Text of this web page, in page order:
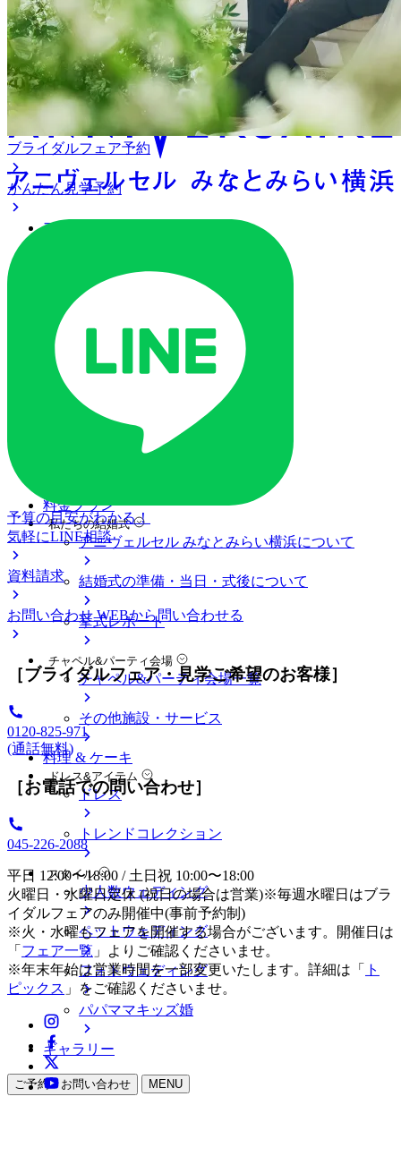
アニヴェルセル みなとみら
い横浜
アクセス
ご列席の皆様へ
トピックス
オリジナルプロジェクト
ご予約・お問い合わせ
ブライダルフェア
ブライダルフェア一覧
料金プラン
私たちの結婚式
アニヴェルセル みなとみらい横浜について
結婚式の準備・当日・式後について
挙式レポート
チャペル&パーティ会場
チャペル&パーティ会場一覧
その他施設・サービス
料理 & ケーキ
ドレス&アイテム
ドレス
トレンドコレクション
スタイル
少人数ウェディング
ペットウェディング
フォトウェディング
パパママキッズ婚
ギャラリー
ご予約・お問い合わせ MENU
ブライダルフェア予約
かんたん見学予約
予算の目安がわかる！
気軽にLINE相談
資料請求
お問い合わせ WEBから問い合わせる
［ブライダルフェア・見学ご希望のお客様］
0120-825-971
(通話無料)
［お電話での問い合わせ］
045-226-2088
平日 12:00〜18:00 / 土日祝 10:00〜18:00
火曜日・水曜日定休 (祝日の場合は営業)※毎週水曜日はブラ
イダルフェアのみ開催中(事前予約制)
※火・水曜もフェアを開催する場合がございます。開催日は
「 フェア一覧 」よりご確認くださいませ。
※年末年始は営業時間を一部変更いたします。詳細は「
ト
ピックス 」をご確認くださいませ。